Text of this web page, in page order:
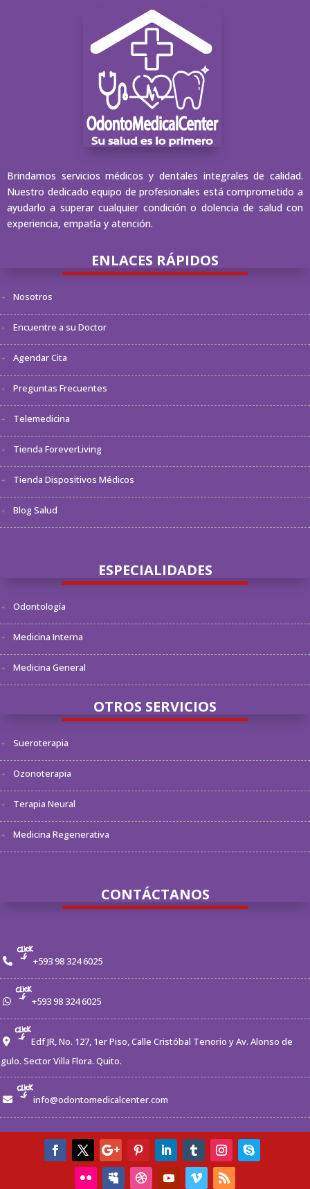
Brindamos servicios médicos y dentales integrales de calidad.
Nuestro dedicado equipo de profesionales está comprometido a
ayudarlo a superar cualquier condición o dolencia de salud con
experiencia, empatía y atención.
ENLACES RÁPIDOS
Nosotros
Encuentre a su Doctor
Agendar Cita
Preguntas Frecuentes
Telemedicina
Tienda ForeverLiving
Tienda Dispositivos Médicos
Blog Salud
ESPECIALIDADES
Odontología
Medicina Interna
Medicina General
OTROS SERVICIOS
Sueroterapia
Ozonoterapia
Terapia Neural
Medicina Regenerativa
CONTÁCTANOS
+593 98 324 6025
+593 98 324 6025
Edf JR, No. 127, 1er Piso, Calle Cristóbal Tenorio y Av. Alonso de
Sector Villa Flora. Quito.
info@odontomedicalcenter.com